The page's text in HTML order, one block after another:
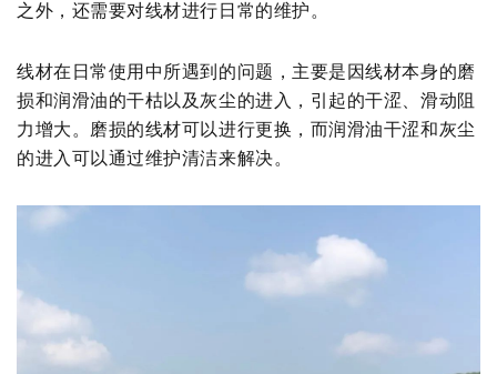
之外，还需要对线材进行日常的维护。
线材在日常使用中所遇到的问题，主要是因线材本身的磨
损和润滑油的干枯以及灰尘的进入，引起的干涩、滑动阻
力增大。磨损的线材可以进行更换，而润滑油干涩和灰尘
的进入可以通过维护清洁来解决。